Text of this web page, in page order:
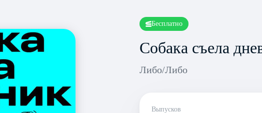
Бесплатно
Собака съела
Либо/Либо
Выпусков